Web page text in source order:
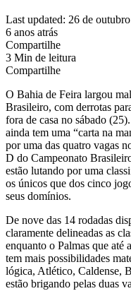
Last updated: 26 de
6 anos atrás
Compartilhe
3 Min de leitura
Compartilhe
O Bahia de Feira largou
Brasileiro, com derrotas
fora de casa no sábado
ainda tem uma “carta na
por uma das quatro vagas
D do Campeonato
estão lutando por uma
os únicos que dos cinco
seus domínios.
De nove das 14 rodadas
claramente delineadas as
enquanto o Palmas que até
tem mais possibilidades
lógica, Atlético, Caldense,
estão brigando pelas duas